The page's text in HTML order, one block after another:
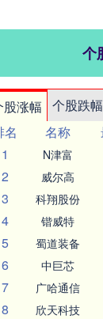
个
股涨幅 个股跌幅
名
名称
1
N津富
2 威尔高
3 科翔股份
4 锴威特
5 蜀道装备
6 中巨芯
7 广哈通信
8 欣天科技